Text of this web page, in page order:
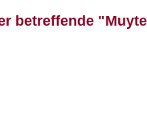
betreffende